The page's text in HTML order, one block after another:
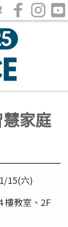
家庭
15(六)
教室、2F